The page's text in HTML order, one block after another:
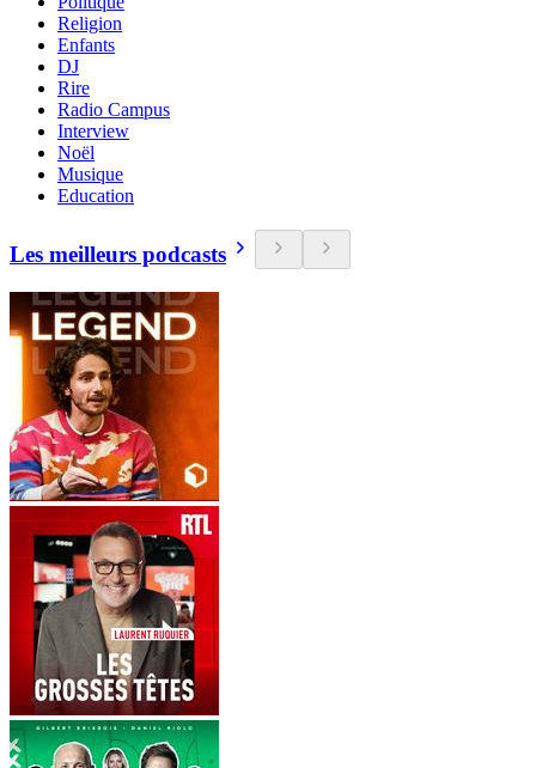
Religion
Enfants
DJ
Rire
Radio Campus
Interview
Noël
Musique
Education
Les meilleurs podcasts